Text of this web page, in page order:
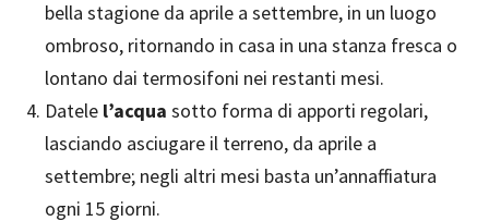
bella stagione da aprile a settembre, in un luogo
ombroso, ritornando in casa in una stanza fresca o
lontano dai termosifoni nei restanti mesi.
Datele l’acqua sotto forma di apporti regolari,
lasciando asciugare il terreno, da aprile a
settembre; negli altri mesi basta un’annaffiatura
ogni 15 giorni.